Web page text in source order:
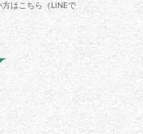
はこちら（LINEで